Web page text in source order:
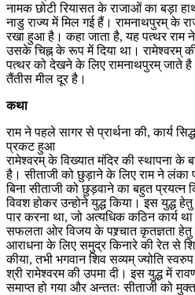
नामक छोटी रियासत के राजाओं का बड़ा
नाडु राज्य में मिल गई हैं। रामनाथपुरम् के
रखा हुआ है। कहा जाता है, यह पत्थर
उसके चिह्न के रूप में दिया था। रामेश्वरम्
पत्थर को देखने के लिए रामनाथपुरम् जाते
तैंतीस मील दूर है।
कथा
राम ने पहले सागर से प्रार्थना की, कार्य
प्रकट हुआ
रामेश्वरम् के विख्यात मंदिर की स्थापना के
है। सीताजी को छुड़ाने के लिए राम ने लंका
बिना सीताजी को छुड़वाने का बहुत प्रयत्न
विवश होकर उन्होने युद्ध किया। इस युद्ध
पार करना था, जो अत्यधिक कठिन कार्य
सफलता ओर विजय के पश्र्चात कृतज्ञता
आराधना के लिए समुद्र किनारे की रेत से
कीया, तभी भगवान शिव सव्यम् ज्योति
श्री रामेश्वरम की उपमा दी। इस युद्ध में
समाप्त हो गया और अन्ततः सीताजी को